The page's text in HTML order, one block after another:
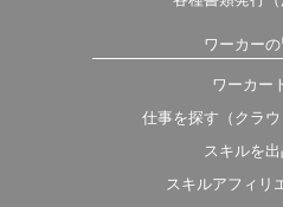
ワーカー
ワーカー
仕事を探す（クラウ
スキルを
スキルアフィリ